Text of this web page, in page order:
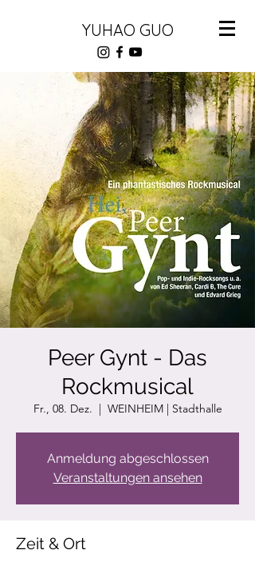
YUHAO GUO
Peer Gynt - Das
Rockmusical
Fr., 08. Dez.
  |
WEINHEIM | Stadthalle
Anmeldung abgeschlossen
Veranstaltungen ansehen
Zeit & Ort